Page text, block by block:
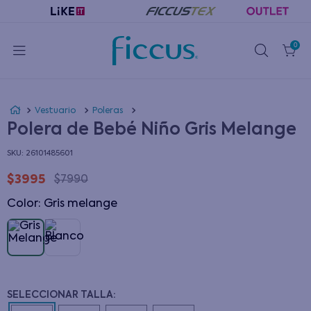
0
Vestuario Poleras
Polera de Bebé Niño Gris Melange
: 26101485601
$3995 $7990
Color: gris melange